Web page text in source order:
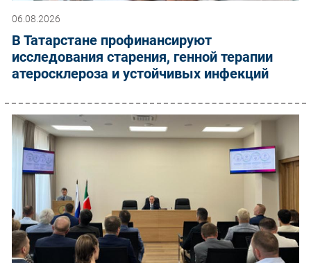
06.08.2026
В Татарстане профинансируют
исследования старения, генной терапии
атеросклероза и устойчивых инфекций